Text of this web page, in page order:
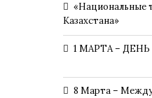
«Национальные
Казахстана»
1 МАРТА –
8 Марта –